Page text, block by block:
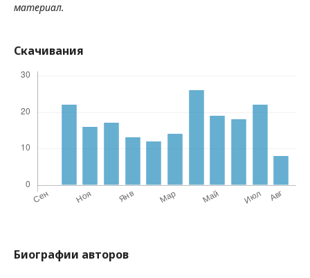
материал.
Скачивания
Биографии авторов